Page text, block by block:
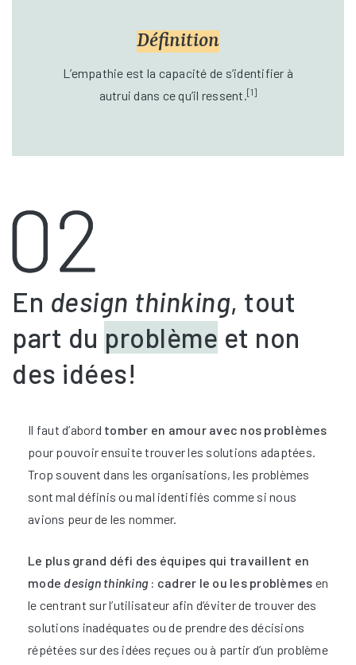
Définition
L’empathie est la capacité de s’identifier à
autrui dans ce qu’il ressent. [1]
En design thinking, tout
part du problème et non
des idées!
Il faut d’abord tomber en amour avec nos problèmes
pour pouvoir ensuite trouver les solutions adaptées.
Trop souvent dans les organisations, les problèmes
sont mal définis ou mal identifiés comme si nous
avions peur de les nommer.
Le plus grand défi des équipes qui travaillent en
mode design thinking : cadrer le ou les problèmes en
le centrant sur l’utilisateur afin d’éviter de trouver des
solutions inadéquates ou de prendre des décisions
répétées sur des idées reçues ou à partir d’un problème